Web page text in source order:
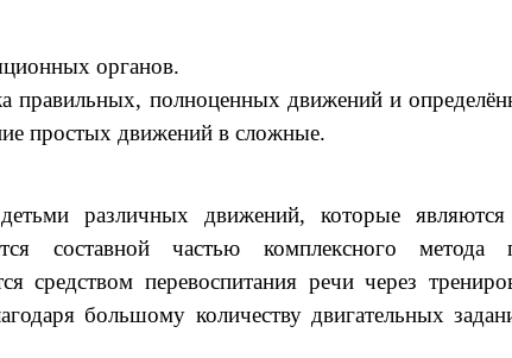
органов.
правильных, полноценных движений и
простых движений в сложные.
детьми различных движений, которые
составной частью комплексного
средством перевоспитания речи через
большому количеству двигательных